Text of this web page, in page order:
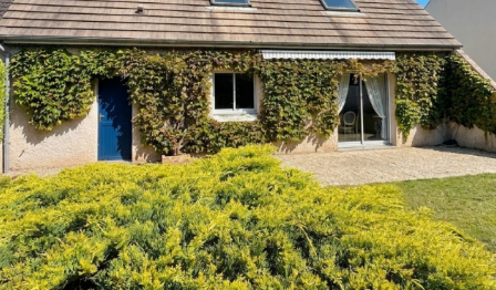
5KM 10KM 25KM
RECHERCHER
+ de critères +